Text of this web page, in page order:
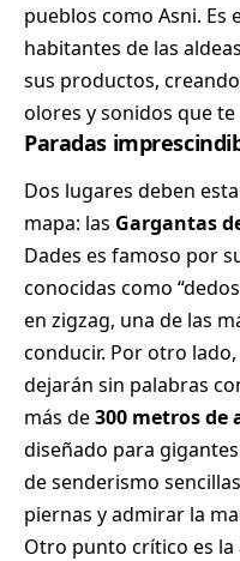
pueblos como Asni.
habitantes de las
sus productos,
olores y sonidos que
Paradas
Dos lugares deben
mapa: las Gargantas
Dades es famoso por
conocidas como
en zigzag, una de las
conducir. Por otro
dejarán sin palabras
más de300 metros de
diseñado para
de senderismo
piernas y admirar la
Otro punto crítico es